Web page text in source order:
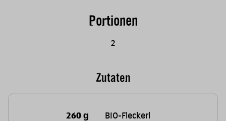
Portionen
2
Zutaten
260 g
BIO-Fleckerl